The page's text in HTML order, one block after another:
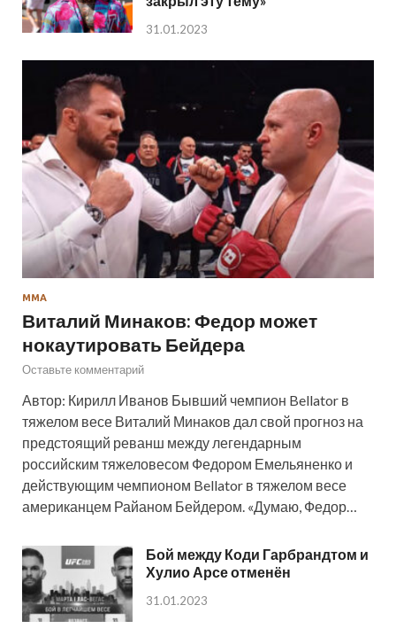
31.01.2023
ММА
Виталий Минаков: Федор может
нокаутировать Бейдера
Оставьте комментарий
Автор: Кирилл Иванов Бывший чемпион Bellator в
тяжелом весе Виталий Минаков дал свой прогноз на
предстоящий реванш между легендарным
российским тяжеловесом Федором Емельяненко и
действующим чемпионом Bellator в тяжелом весе
американцем Райаном Бейдером. «Думаю, Федор…
Бой между Коди Гарбрандтом и
Хулио Арсе отменён
31.01.2023